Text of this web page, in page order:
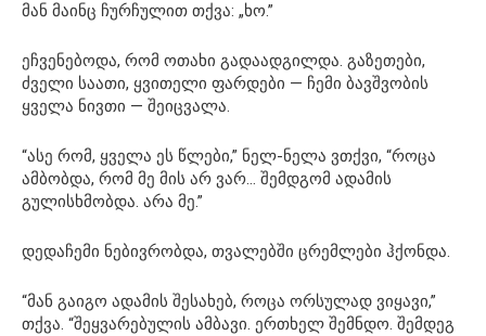
მან მაინც ჩურჩულით თქვა: „ხო.”
ეჩვენებოდა, რომ ოთახი გადაადგილდა. გაზეთები,
ძველი საათი, ყვითელი ფარდები — ჩემი ბავშვობის
ყველა ნივთი — შეიცვალა.
“ასე რომ, ყველა ეს წლები,” ნელ-ნელა ვთქვი, “როცა
ამბობდა, რომ მე მის არ ვარ… შემდგომ ადამის
გულისხმობდა. არა მე.”
დედაჩემი ნებივრობდა, თვალებში ცრემლები ჰქონდა.
“მან გაიგო ადამის შესახებ, როცა ორსულად ვიყავი,”
თქვა. “შეყვარებულის ამბავი. ერთხელ შემნდო. შემდეგ